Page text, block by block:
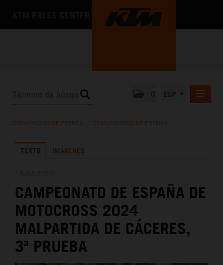
LA EMPRESA
COMUNICADO DE PRENSA COMUNICADOS DE PRENSA
TEXTO IMÁGENES
CAMPEONATO DE ESPAÑA DE
MOTOCROSS 2024
MALPARTIDA DE CÁCERES,
3ª PRUEBA